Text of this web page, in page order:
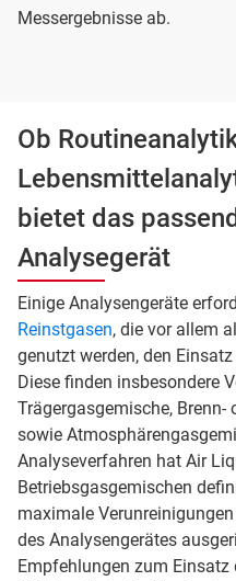
Messergebnisse ab.
Ob
bietet das
Analysegerät
Einige Analysengeräte
Reinstgasen, die vor allem
genutzt werden, den
Diese finden insbesondere
Trägergasgemische,
sowie
Analyseverfahren hat Air
Betriebsgasgemischen
maximale
des Analysengerätes
Empfehlungen zum Einsatz